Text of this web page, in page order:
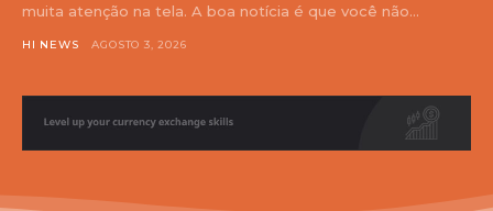
muita atenção na tela. A boa notícia é que você não...
HI NEWS AGOSTO 3, 2026